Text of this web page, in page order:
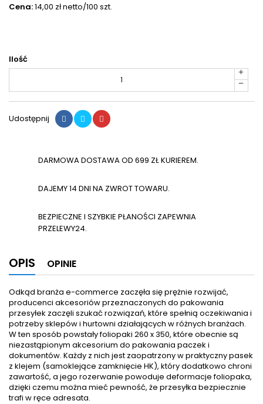
Cena:14,00 zł netto/100 szt.
Ilość
Udostępnij
DARMOWA DOSTAWA OD 699 ZŁ KURIEREM.
DAJEMY 14 DNI NA ZWROT TOWARU.
BEZPIECZNE I SZYBKIE PŁANOŚCI ZAPEWNIA
PRZELEWY24.
OPIS OPINIE
Odkąd branża e-commerce zaczęła się prężnie rozwijać,
producenci akcesoriów przeznaczonych do pakowania
przesyłek zaczęli szukać rozwiązań, które spełnią oczekiwania i
potrzeby sklepów i hurtowni działających w różnych branżach.
W ten sposób powstały foliopaki 260 x 350, które obecnie są
niezastąpionym akcesorium do pakowania paczek i
dokumentów. Każdy z nich jest zaopatrzony w praktyczny pasek
z klejem (samoklejące zamknięcie HK), który dodatkowo chroni
zawartość, a jego rozerwanie powoduje deformacje foliopaka,
dzięki czemu można mieć pewność, że przesyłka bezpiecznie
trafi w ręce adresata.